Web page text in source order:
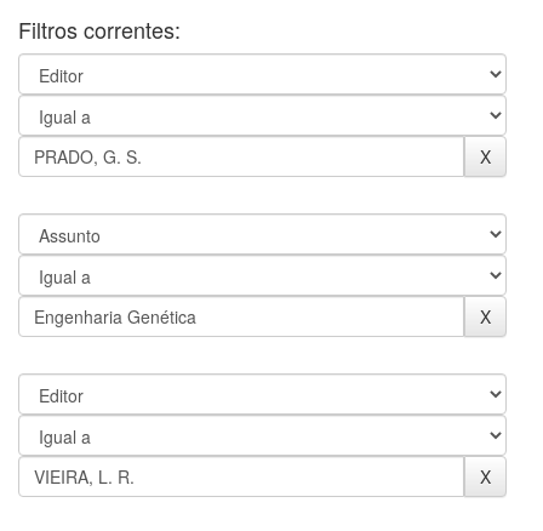
Filtros correntes: